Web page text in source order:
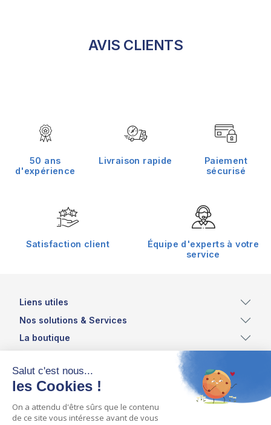
AVIS CLIENTS
50 ans
d'expérience
Livraison rapide
Paiement
sécurisé
Satisfaction client
Équipe d'experts à votre
service
Liens utiles
Nos solutions & Services
La boutique
Inscrivez vous à notre newsletter et recevez les
dernières actualités et offres du moment !
ASSISTEAUX - ZI DES TRANCHIS - COUHE